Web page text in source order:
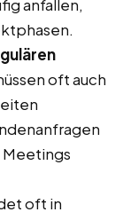
anfallen,
oft auch
oft in